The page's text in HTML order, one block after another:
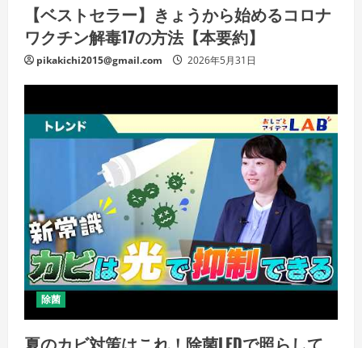
【ベストセラー】きょうから始めるコロナ
ワクチン解毒17の方法【本要約】
pikakichi2015@gmail.com 2026年5月31日
除菌
夏のカビ対策はこれ！除菌LEDで照らして